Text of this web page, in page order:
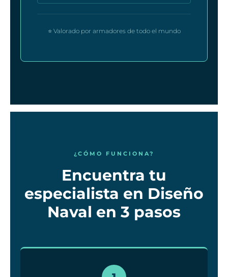
⭐ Valorado por armadores de todo el mundo
¿CÓMO FUNCIONA?
Encuentra tu
especialista en Diseño
Naval en 3 pasos